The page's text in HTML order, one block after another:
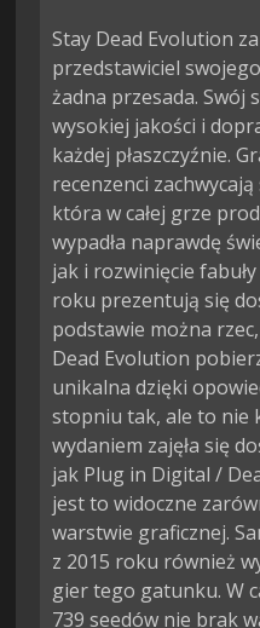
Stay Dead Evolution
przedstawiciel
żadna przesada. Swój
wysokiej jakości i
każdej płaszczyźnie.
recenzenci
która w całej grze
wypadła naprawdę
jak i rozwinięcie
roku prezentują się
podstawie można
Dead Evolution
unikalna dzięki
stopniu tak, ale to nie
wydaniem zajęła się
jak Plug in Digital /
jest to widoczne
warstwie graficznej.
z 2015 roku również
gier tego gatunku. W
739 seedów nie brak